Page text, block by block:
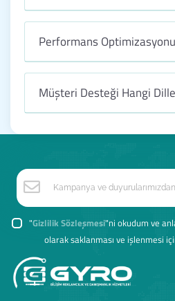
Performans Optimizasyonu
Müşteri Desteği Hangi
"Gizlilik Sözleşmesi"ni okudum ve
olarak saklanması ve işlenmesi